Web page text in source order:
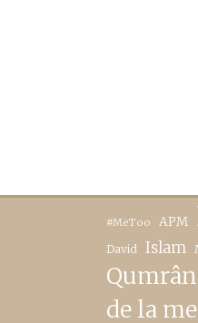
#MeToo APM
David Islam
de la